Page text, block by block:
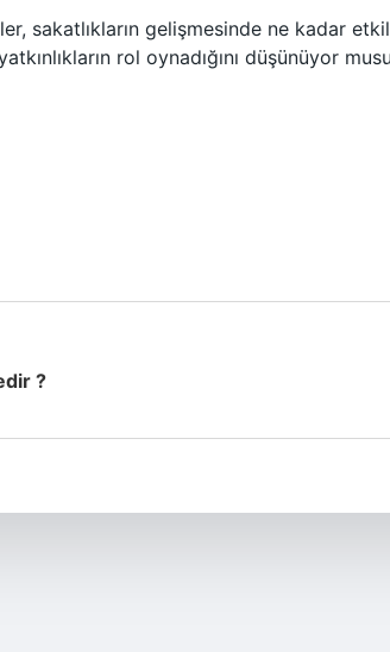
sakatlıkların gelişmesinde ne kadar
rol oynadığını düşünüyor
?